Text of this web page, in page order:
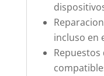
incluso en